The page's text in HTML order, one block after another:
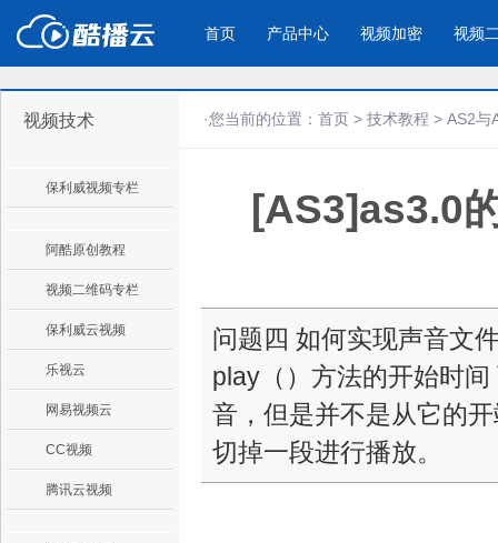
首页 产品中心
产品与新功能
防下载/防盗录/防录屏/防篡改
酷播云 | 企
免费稳定无广
视频加密 视频
应用场景
企业宣传
企业视频宣传，提升企业形象
产品宣传
通过视频来展示
个人网站
为个人网站、博客论坛，添加视频
工作汇报
工作场景的工作
年会节目
视频技术
保利威视频专栏
阿酷原创教程
视频二维码专栏
保利威云视频
乐视云
网易视频云
CC视频
腾讯云视频
·您当前的位置： 首页 > 技术教程 > AS2与
[AS3]as3.0
问题四 如何实现声音文
play（）方法的开始时
音，但是并不是从它的
切掉一段进行播放。